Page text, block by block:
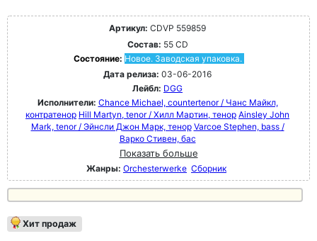
Артикул: CDVP 559859
Состав: 55 CD
Состояние: Новое. Заводская упаковка.
Дата релиза: 03-06-2016
Лейбл: DGG
Исполнители: Chance Michael, countertenor / Чанс Майкл,
контратенор Hill Martyn, tenor / Хилл Мартин, тенор Ainsley John
Mark, tenor / Эйнсли Джон Марк, тенор Varcoe Stephen, bass /
Варко Стивен, бас
Показать больше
Жанры: Orchesterwerke Сборник
Хит продаж